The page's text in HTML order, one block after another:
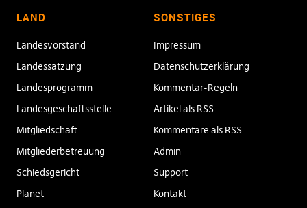
LAND
Landesvorstand
Landessatzung
Landesprogramm
Landesgeschäftsstelle
Mitgliedschaft
Mitgliederbetreuung
Schiedsgericht
Planet
SONSTIGES
Impressum
Datenschutzerklärung
Kommentar-Regeln
Artikel als RSS
Kommentare als RSS
Admin
Support
Kontakt